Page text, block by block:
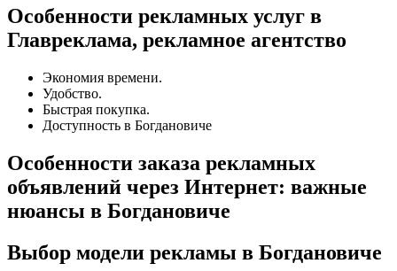
Особенности рекламных услуг в
Главреклама, рекламное агентство
Экономия времени.
Удобство.
Быстрая покупка.
Доступность в Богдановиче
Особенности заказа рекламных
объявлений через Интернет: важные
нюансы в Богдановиче
Выбор модели рекламы в Богдановиче